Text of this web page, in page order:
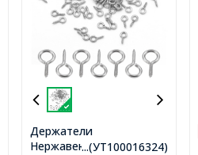
...(УТ100016324)
Держатели
Нержавеющая Сталь